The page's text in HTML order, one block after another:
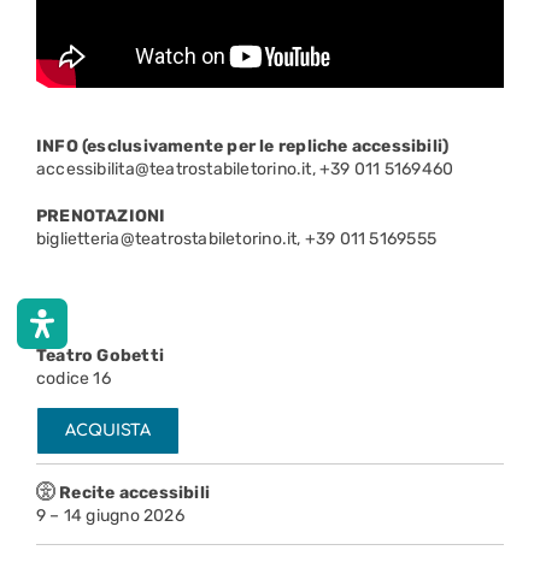
INFO (esclusivamente per le repliche accessibili)
accessibilita@teatrostabiletorino.it, +39 011 5169460
PRENOTAZIONI
biglietteria@teatrostabiletorino.it, +39 011 5169555
Teatro Gobetti
codice 16
ACQUISTA
Recite accessibili
9 – 14 giugno 2026